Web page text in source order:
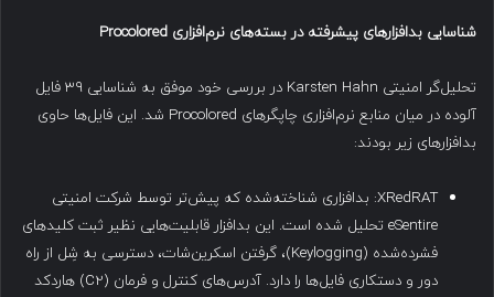
شناسایی بدافزارهای پیشرفته در بسته‌های نرم‌افزاری
تحلیل‌گر امنیتی Karsten Hahn در بررسی خود موفق به شناسایی ۳۹ فایل
آلوده در میان منابع نرم‌افزاری چاپگرهای Procolored شد. این فایل‌ها حاوی
بدافزارهای زیر بودند:
XRedRAT: بدافزاری شناخته‌شده که پیش‌تر توسط شرکت امنیتی
eSentire تحلیل شده است. این بدافزار قابلیت‌هایی نظیر ثبت کلیدهای
فشرده‌شده (Keylogging)، گرفتن اسکرین‌شات، دسترسی به شِل از راه
دور و دستکاری فایل‌ها را دارد. آدرس‌های کنترل و فرمان (C2) هاردکد